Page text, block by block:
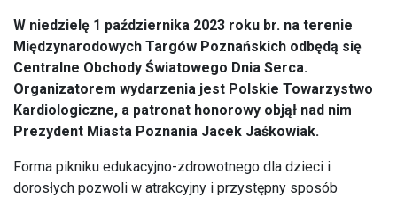
W niedzielę 1 października 2023 roku br. na terenie
Międzynarodowych Targów Poznańskich odbędą się
Centralne Obchody Światowego Dnia Serca.
Organizatorem wydarzenia jest Polskie Towarzystwo
Kardiologiczne, a patronat honorowy objął nad nim
Prezydent Miasta Poznania Jacek Jaśkowiak.
Forma pikniku edukacyjno-zdrowotnego dla dzieci i
dorosłych pozwoli w atrakcyjny i przystępny sposób